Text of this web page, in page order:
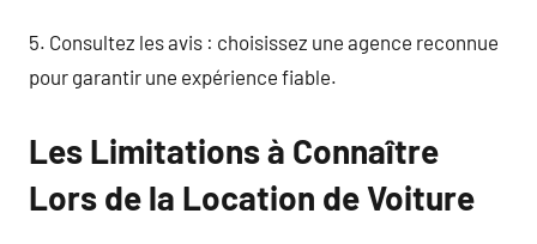
5. Consultez les avis : choisissez une agence reconnue
pour garantir une expérience fiable.
Les Limitations à Connaître
Lors de la Location de Voiture